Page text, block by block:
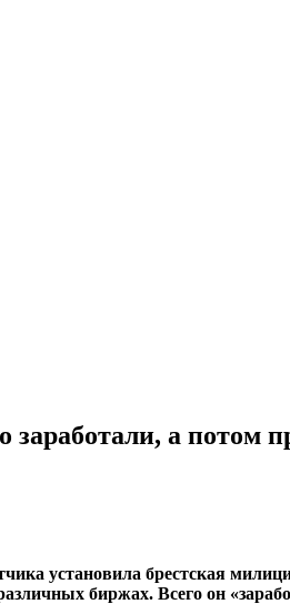
заработали, а потом
установила брестская
биржах. Всего он